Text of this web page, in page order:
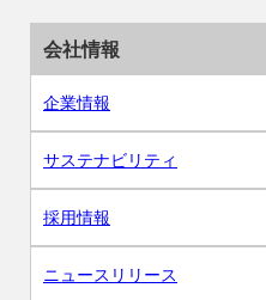
会社情報
企業情報
サステナビリティ
採用情報
ニュースリリース